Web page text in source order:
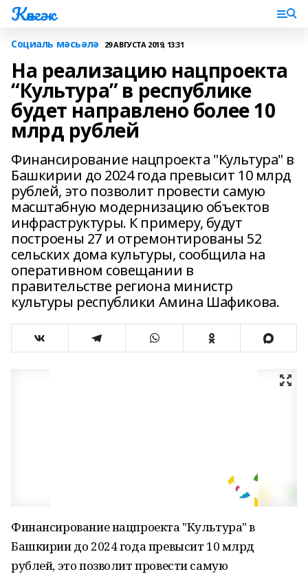
Көнгәк
Социаль мәсьәлә 29 АВГУСТА 2019, 13:31
На реализацию нацпроекта
“Культура” в республике
будет направлено более 10
млрд рублей
Финансирование нацпроекта "Культура" в
Башкирии до 2024 года превысит 10 млрд
рублей, это позволит провести самую
масштабную модернизацию объектов
инфраструктуры. К примеру, будут
построены 27 и отремонтированы 52
сельских дома культуры, сообщила на
оперативном совещании в
правительстве региона министр
культуры республики Амина Шафикова.
Финансирование нацпроекта "Культура" в
Башкирии до 2024 года превысит 10 млрд
рублей, это позволит провести самую